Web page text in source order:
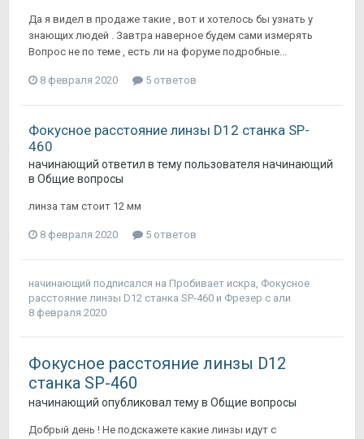
Да я видел в продаже такие , вот и хотелось бы узнать у
знающих людей . Завтра наверное будем сами измерять
Вопрос не по теме , есть ли на форуме подробные...
8 февраля 2020 5 ответов
Фокусное расстояние линзы D12 станка SP-
460
начинающий ответил в тему пользователя начинающий
в Общие вопросы
линза там стоит 12 мм
8 февраля 2020 5 ответов
начинающий подписался на Пробивает искра, Фокусное
расстояние линзы D12 станка SP-460 и Фрезер с али
8 февраля 2020
Фокусное расстояние линзы D12
станка SP-460
начинающий опубликовал тему в Общие вопросы
Добрый день ! Не подскажете какие линзы идут с